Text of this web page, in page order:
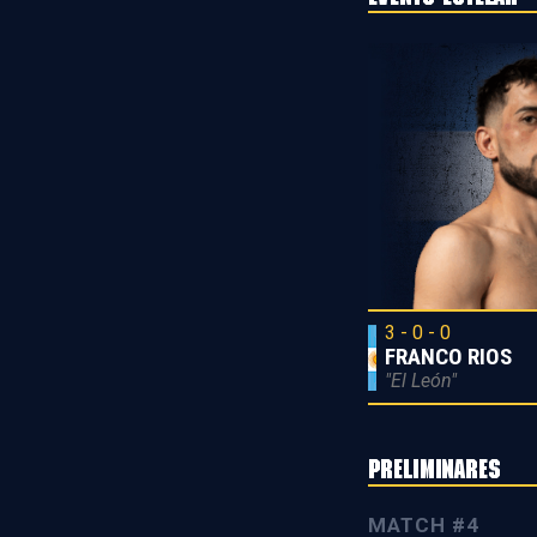
3 - 0 - 0
FRANCO RIOS
"El León"
PRELIMINARES
MATCH #4